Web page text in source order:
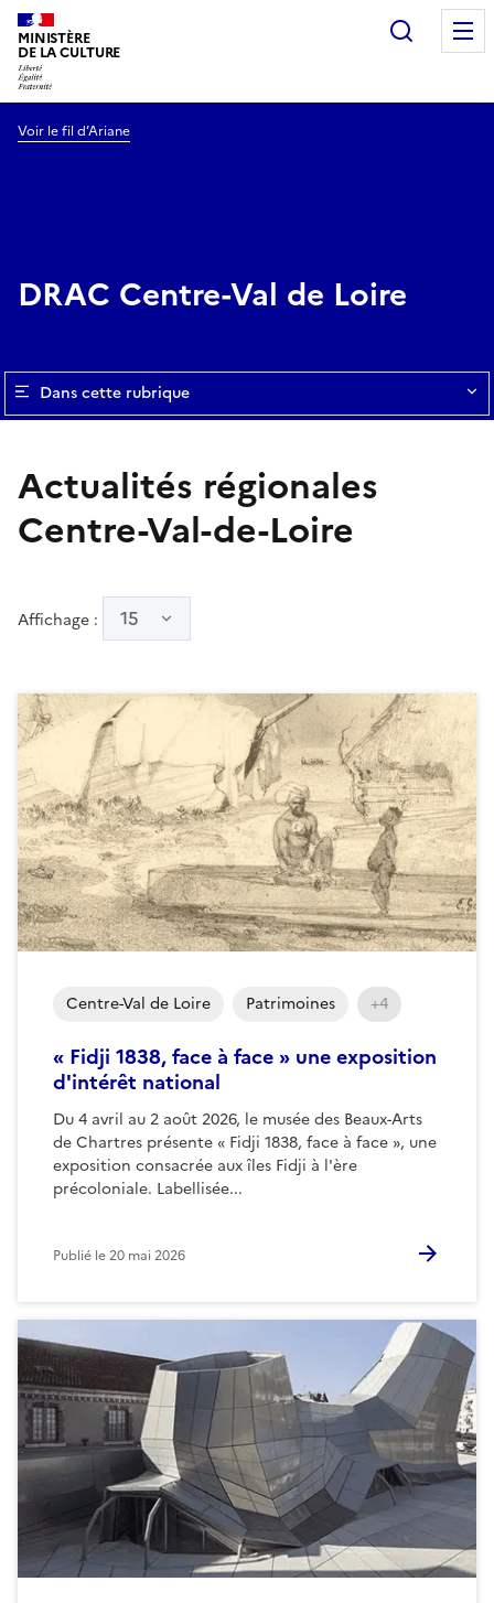
MINISTÈRE
DE LA CULTURE
Voir le fil d’Ariane
DRAC Centre-Val de Loire
Dans cette rubrique
Actualités régionales
Centre-Val-de-Loire
Affichage : 15
« Fidji 1838, face à face » une exposition
d'intérêt national
Du 4 avril au 2 août 2026, le musée des Beaux-Arts
de Chartres présente « Fidji 1838, face à face », une
exposition consacrée aux îles Fidji à l'ère
précoloniale. Labellisée...
Centre-Val de Loire Patrimoines +4
Publié le20 mai 2026